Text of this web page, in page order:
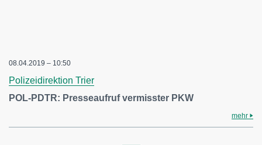
08.04.2019 – 10:50
Polizeidirektion Trier
POL-PDTR: Presseaufruf vermisster PKW
mehr